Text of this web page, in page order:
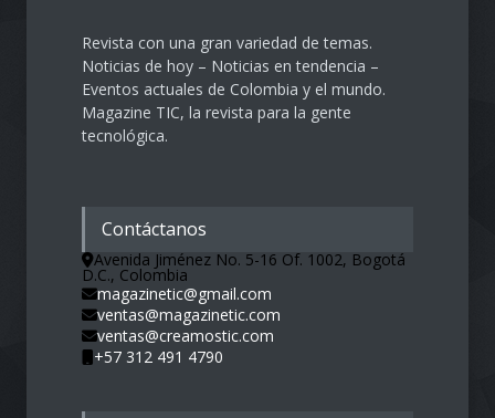
Revista con una gran variedad de temas.
Noticias de hoy – Noticias en tendencia –
Eventos actuales de Colombia y el mundo.
Magazine TIC, la revista para la gente
tecnológica.
Contáctanos
Avenida Jiménez No. 5-16 Of. 1002, Bogotá
D.C., Colombia
magazinetic@gmail.com
ventas@magazinetic.com
ventas@creamostic.com
+57 312 491 4790